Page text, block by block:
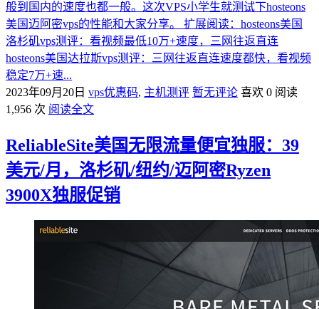
般到国内的速度也都一般。这次VPS小学生就测试下hosteons
美国迈阿密vps的性能和大家分享。 扩展阅读：hosteons美国
洛杉矶vps测评：看视频最低10万+速度，三网往返直连
hosteons美国达拉斯vps测评：三网往返直连速度都快，看视频
稳定7万+速...
2023年09月20日 vps优惠码, 主机测评 暂无评论 喜欢 0 阅读
1,956 次 阅读全文
ReliableSite美国无限流量便宜独服：39
美元/月，洛杉矶/纽约/迈阿密Ryzen
3900X独服促销